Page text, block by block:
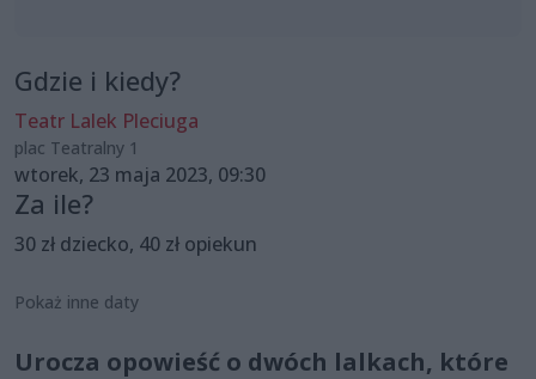
Gdzie i kiedy?
Teatr Lalek Pleciuga
plac Teatralny 1
wtorek, 23 maja 2023, 09:30
Za ile?
30 zł dziecko, 40 zł opiekun
Pokaż inne daty
Urocza opowieść o dwóch lalkach, które